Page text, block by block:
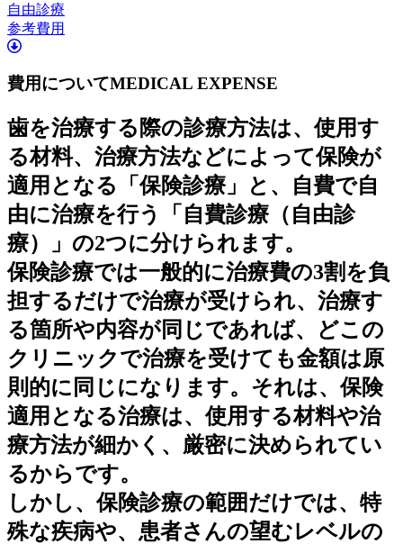
自由診療
参考費用
費用についてMEDICAL EXPENSE
歯を治療する際の診療方法は、使用す
る材料、治療方法などによって保険が
適用となる「保険診療」と、自費で自
由に治療を行う「自費診療（自由診
療）」の2つに分けられます。
保険診療では一般的に治療費の3割を負
担するだけで治療が受けられ、治療す
る箇所や内容が同じであれば、どこの
クリニックで治療を受けても金額は原
則的に同じになります。それは、保険
適用となる治療は、使用する材料や治
療方法が細かく、厳密に決められてい
るからです。
しかし、保険診療の範囲だけでは、特
殊な疾病や、患者さんの望むレベルの